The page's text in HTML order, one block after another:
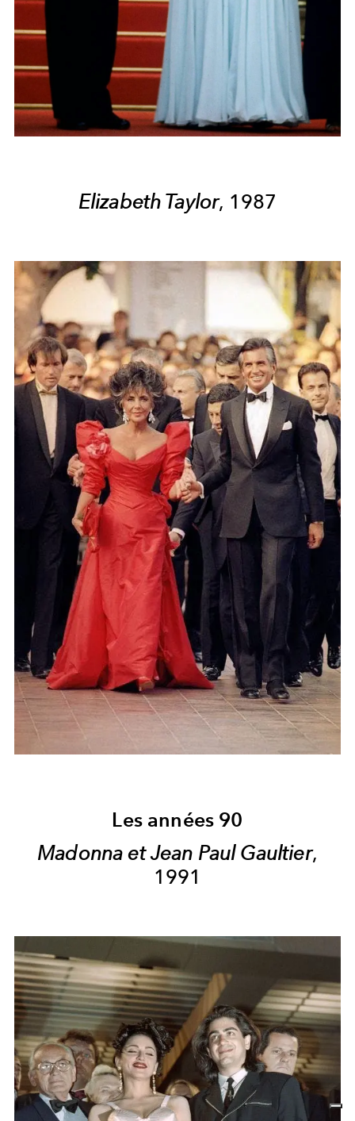
Elizabeth Taylor, 1987
Les années 90
Madonna et Jean Paul Gaultier,
1991